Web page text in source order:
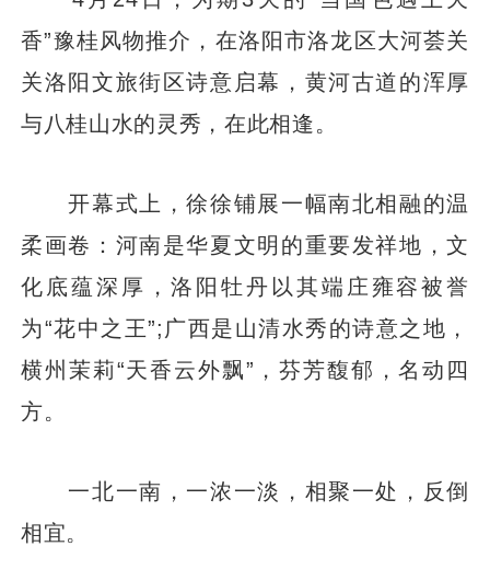
香”豫桂风物推介，在洛阳市洛龙区大河荟关
关洛阳文旅街区诗意启幕，黄河古道的浑厚
与八桂山水的灵秀，在此相逢。
开幕式上，徐徐铺展一幅南北相融的温
柔画卷：河南是华夏文明的重要发祥地，文
化底蕴深厚，洛阳牡丹以其端庄雍容被誉
为“花中之王”;广西是山清水秀的诗意之地，
横州茉莉“天香云外飘”，芬芳馥郁，名动四
方。
一北一南，一浓一淡，相聚一处，反倒
相宜。